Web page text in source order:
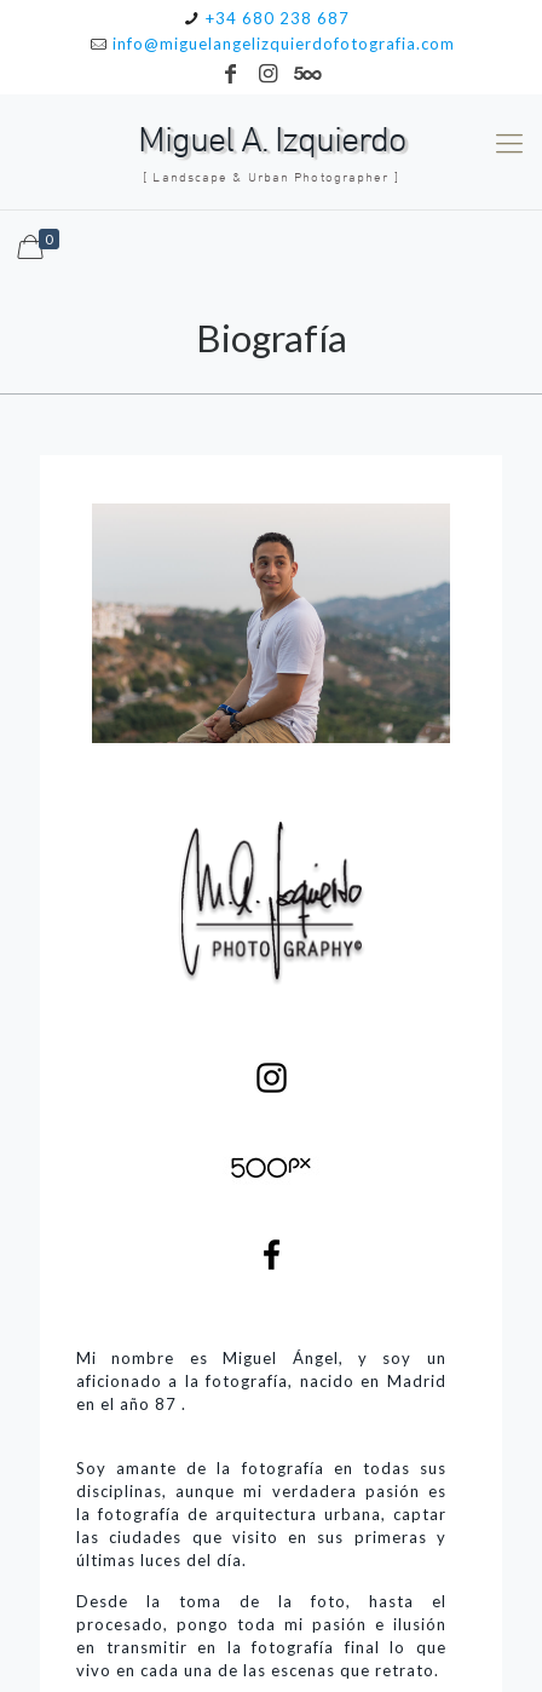
+34 680 238 687
info@miguelangelizquierdofotografia.com
Miguel A. Izquierdo
[ Landscape & Urban Photographer ]
0
Biografía
Mi nombre es Miguel Ángel, y soy un
aficionado a la fotografía, nacido en Madrid
en el año 87 .
Soy amante de la fotografía en todas sus
disciplinas, aunque mi verdadera pasión es
la fotografía de arquitectura urbana, captar
las ciudades que visito en sus primeras y
últimas luces del día.
Desde la toma de la foto, hasta el
procesado, pongo toda mi pasión e ilusión
en transmitir en la fotografía final lo que
vivo en cada una de las escenas que retrato.